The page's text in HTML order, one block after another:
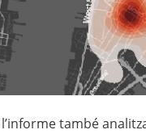
l’informe també